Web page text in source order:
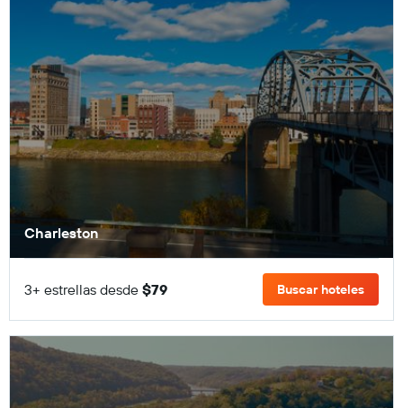
Charleston
3+ estrellas desde $79 Buscar hoteles